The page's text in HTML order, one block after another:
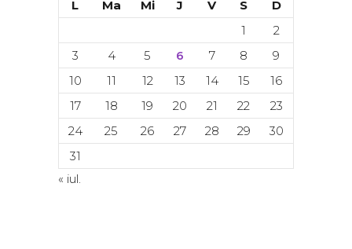
L
Ma Mi J V S
D
1
2
3
4 5 6 7 8
9
10
11 12 13 14 15
16
17
18 19 20 21 22
23
24
25 26 27 28 29
30
31
« iul.